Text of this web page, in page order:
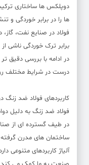
دوپلکس ها ساختاری
ها را در برابر خوردگی
فولاد در صنایع نفت، گاز،
برابر ترک خوردگی ناشی
در ادامه با بررسی دقیق
درست در شرایط مختلف
کاربردهای فولاد ضد زنگ
فولاد ضد زنگ به دلیل
در طیف گسترده ای از
ساختمان های مدرن
آلیاژ کاربردهای متنوعی